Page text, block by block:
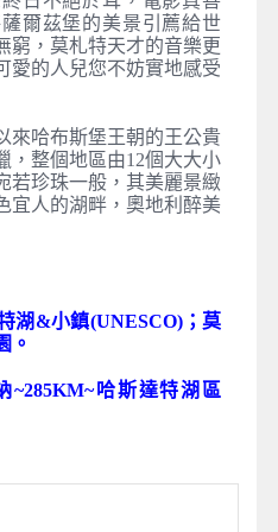
爾茲堡的美景引薦給世
窮，莫札特天才的音樂更
愛的人兒您不妨實地感受
來哈布斯堡王朝的王公貴
，整個地區由12個大大小
若珍珠一般，其美麗景緻
宜人的湖畔，奧地利醉美
湖&小鎮(UNESCO)；莫
。
~285KM~哈斯達特湖區